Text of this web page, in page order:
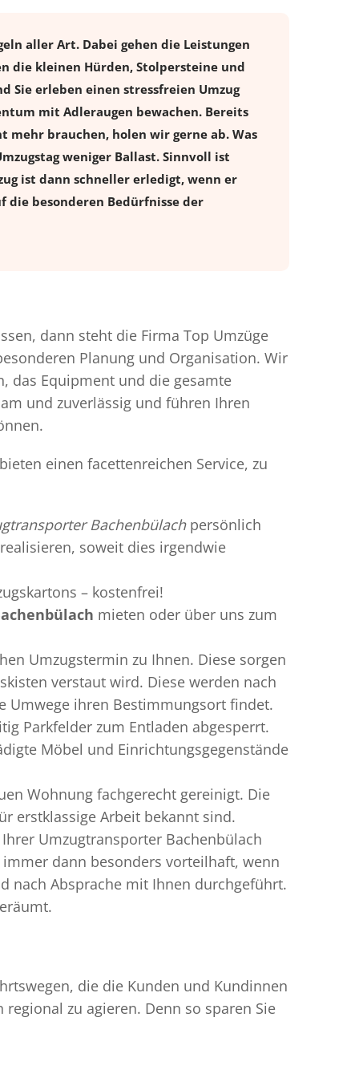
aller Art. Dabei gehen die Leistungen
die kleinen Hürden, Stolpersteine und
Sie erleben einen stressfreien Umzug
mit Adleraugen bewachen. Bereits
mehr brauchen, holen wir gerne ab. Was
weniger Ballast. Sinnvoll ist
ist dann schneller erledigt, wenn er
die besonderen Bedürfnisse der
dann steht die Firma Top Umzüge
Planung und Organisation. Wir
das Equipment und die gesamte
und zuverlässig und führen Ihren
einen facettenreichen Service, zu
Bachenbülachpersönlich
soweit dies irgendwie
– kostenfrei!
mieten oder über uns zum
Umzugstermin zu Ihnen. Diese sorgen
verstaut wird. Diese werden nach
Umwege ihren Bestimmungsort findet.
Parkfelder zum Entladen abgesperrt.
Möbel und Einrichtungsgegenstände
Wohnung fachgerecht gereinigt. Die
erstklassige Arbeit bekannt sind.
Umzugtransporter Bachenbülach
dann besonders vorteilhaft, wenn
nach Absprache mit Ihnen durchgeführt.
die die Kunden und Kundinnen
zu agieren. Denn so sparen Sie